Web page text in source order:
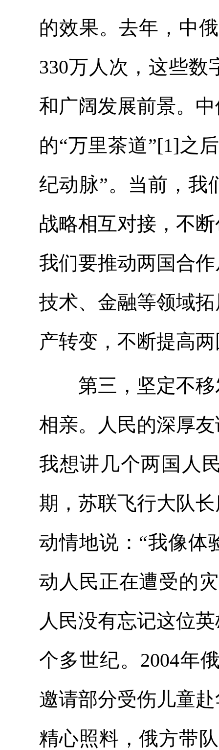
的效果。去年，中
330万人次，这些
和广阔发展前景。
的“万里茶道”[1]之
纪动脉”。当前，我
战略相互对接，不
我们要推动两国合
技术、金融等领域
产转变，不断提高
第三，坚定不移
相亲。人民的深厚
我想讲几个两国人
期，苏联飞行大队
动情地说：“我像体
动人民正在遭受的
人民没有忘记这位
个多世纪。2004年
邀请部分受伤儿童
精心照料，俄方带